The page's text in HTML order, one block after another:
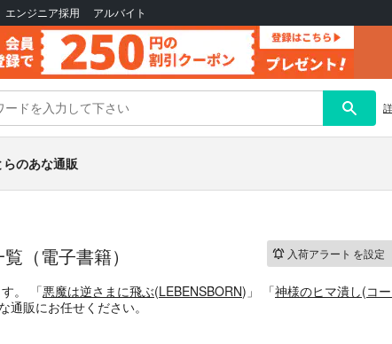
エンジニア採用 アルバイト
らのあな通販
入荷アラート を設定
（電子書籍）
。 「悪魔は逆さまに飛ぶ(LEBENSBORN)」 「神様のヒマ潰し(コ
通販にお任せください。